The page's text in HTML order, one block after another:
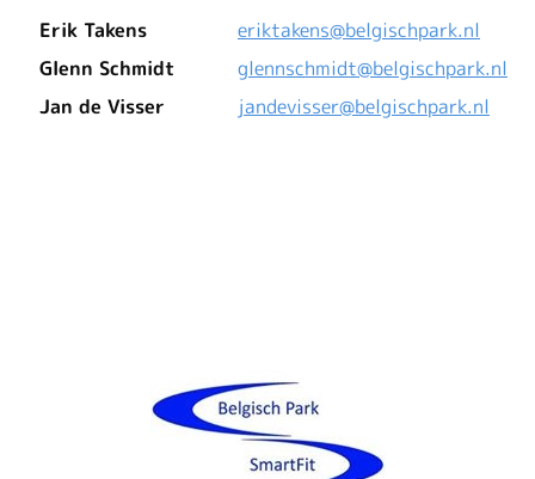
Erik Takens
eriktakens@belgischpark.nl
Glenn Schmidt
glennschmidt@belgischpark.nl
Jan de Visser
jandevisser@belgischpark.nl